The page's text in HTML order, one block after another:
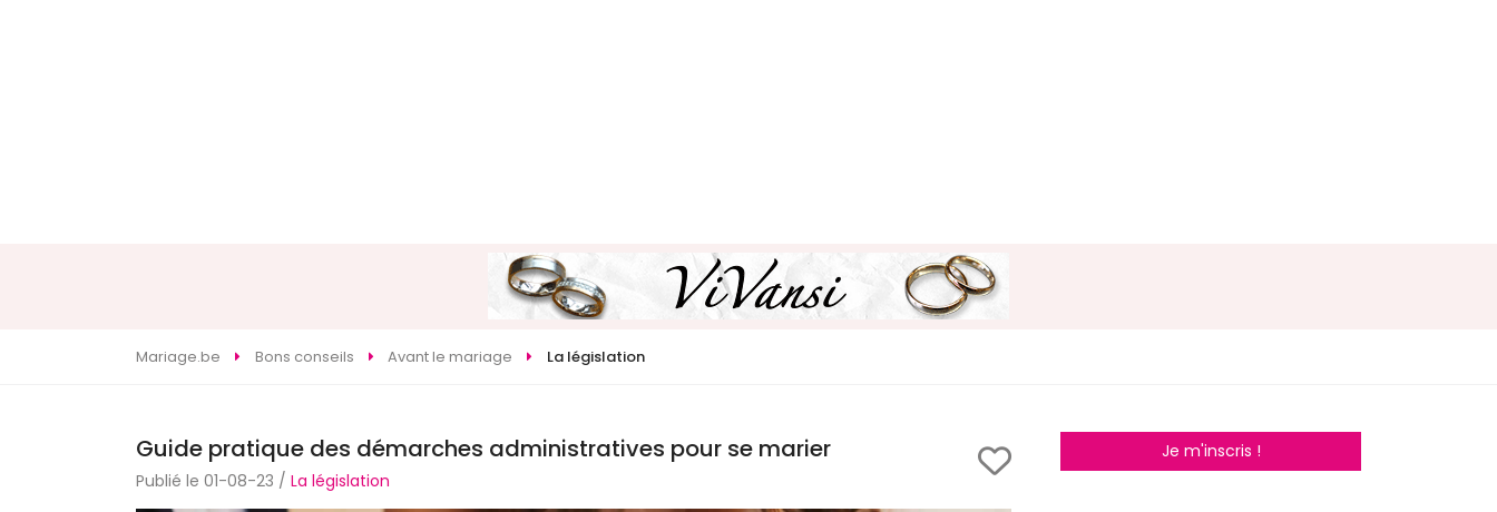
Mariage.be Bons conseils Avant le mariage La législation
Guide pratique des démarches administratives pour se marier
Publié le 01-08-23 / La législation
Je m'inscris !